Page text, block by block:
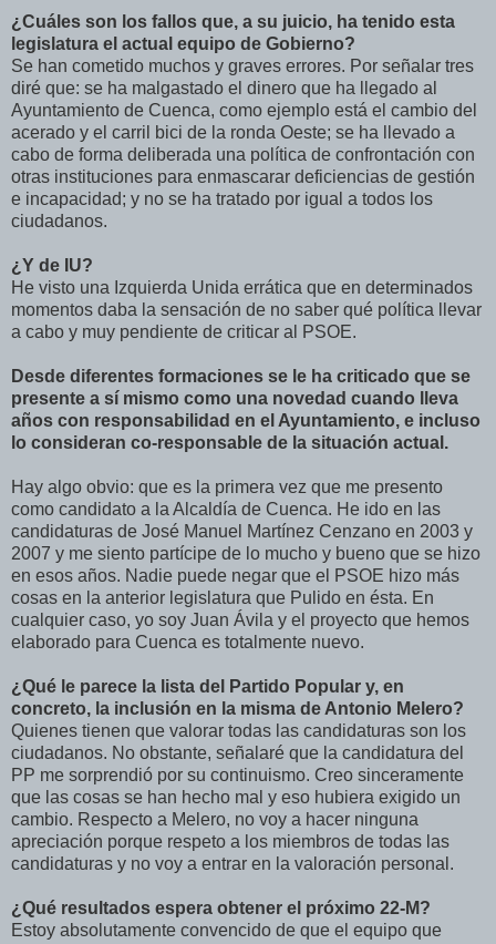
¿Cuáles son los fallos que, a su juicio, ha tenido esta
legislatura el actual equipo de Gobierno?
Se han cometido muchos y graves errores. Por señalar tres
diré que: se ha malgastado el dinero que ha llegado al
Ayuntamiento de Cuenca, como ejemplo está el cambio del
acerado y el carril bici de la ronda Oeste; se ha llevado a
cabo de forma deliberada una política de confrontación con
otras instituciones para enmascarar deficiencias de gestión
e incapacidad; y no se ha tratado por igual a todos los
ciudadanos.
¿Y de IU?
He visto una Izquierda Unida errática que en determinados
momentos daba la sensación de no saber qué política llevar
a cabo y muy pendiente de criticar al PSOE.
Desde diferentes formaciones se le ha criticado que se
presente a sí mismo como una novedad cuando lleva
años con responsabilidad en el Ayuntamiento, e incluso
lo consideran co-responsable de la situación actual.
Hay algo obvio: que es la primera vez que me presento
como candidato a la Alcaldía de Cuenca. He ido en las
candidaturas de José Manuel Martínez Cenzano en 2003 y
2007 y me siento partícipe de lo mucho y bueno que se hizo
en esos años. Nadie puede negar que el PSOE hizo más
cosas en la anterior legislatura que Pulido en ésta. En
cualquier caso, yo soy Juan Ávila y el proyecto que hemos
elaborado para Cuenca es totalmente nuevo.
¿Qué le parece la lista del Partido Popular y, en
concreto, la inclusión en la misma de Antonio Melero?
Quienes tienen que valorar todas las candidaturas son los
ciudadanos. No obstante, señalaré que la candidatura del
PP me sorprendió por su continuismo. Creo sinceramente
que las cosas se han hecho mal y eso hubiera exigido un
cambio. Respecto a Melero, no voy a hacer ninguna
apreciación porque respeto a los miembros de todas las
candidaturas y no voy a entrar en la valoración personal.
¿Qué resultados espera obtener el próximo 22-M?
Estoy absolutamente convencido de que el equipo que